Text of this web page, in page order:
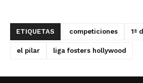
ETIQUETAS competiciones 1ª
el pilar liga fosters hollywood